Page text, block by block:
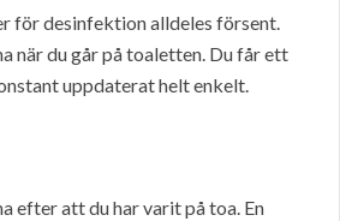
för desinfektion alldeles försent.
när du går på toaletten. Du får ett
uppdaterat helt enkelt.
efter att du har varit på toa. En